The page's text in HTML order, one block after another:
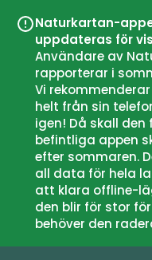
Naturkartan-
uppdateras för
Användare av
rapporterar i
Vi
helt från sin
igen! Då skall den
befintliga appen
efter sommaren.
all data för hela
att klara offline-
den blir för stor
behöver den